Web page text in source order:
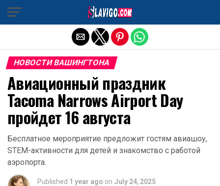
НОВОСТИ ВАШИНГТОНА
Авиационный праздник
Tacoma Narrows Airport Day
пройдет 16 августа
Бесплатное мероприятие предложит гостям авиашоу,
STEM-активности для детей и знакомство с работой
аэропорта.
Published 1 year ago on July 24, 2025
Exit mobile version